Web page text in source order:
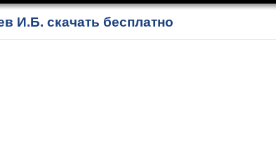
И.Б. скачать бесплатно